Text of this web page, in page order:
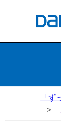
「